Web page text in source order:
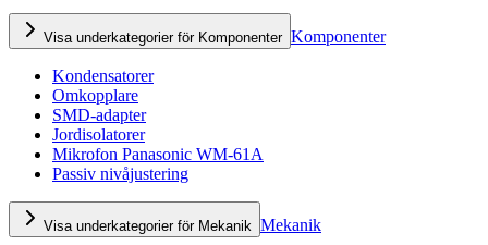
Visa underkategorier för Komponenter Komponenter
Kondensatorer
Omkopplare
SMD-adapter
Jordisolatorer
Mikrofon Panasonic WM-61A
Passiv nivåjustering
Visa underkategorier för Mekanik Mekanik